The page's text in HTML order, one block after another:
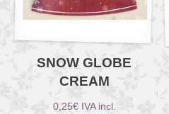
SNOW GLOBE
CREAM
0,25€ IVA incl.